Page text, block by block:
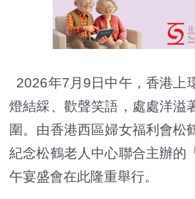
2026年7月9日中午，香港上
燈結綵、歡聲笑語，處處洋溢
圍。由香港西區婦女福利會松
紀念松鶴老人中心聯合主辦的
午宴盛會在此隆重舉行。